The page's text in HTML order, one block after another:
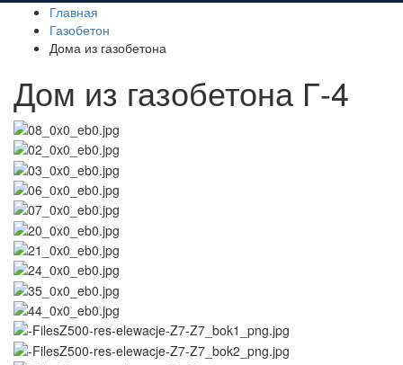
Главная
Газобетон
Дома из газобетона
Дом из газобетона Г-4